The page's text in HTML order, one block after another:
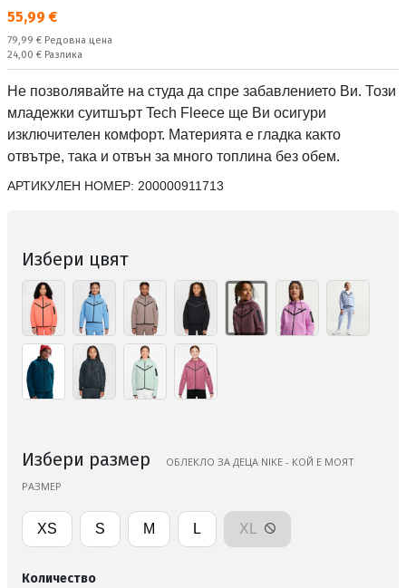
Текуща цена:
55,99 €
Редовна цена:
79,99 € Редовна цена
Спестявате:
24,00 € Разлика
Не позволявайте на студа да спре забавлението Ви. Този
младежки суитшърт Tech Fleece ще Ви осигури
изключителен комфорт. Материята е гладка както
отвътре, така и отвън за много топлина без обем.
АРТИКУЛЕН НОМЕР: 200000911713
Избери цвят
Избери размер
ОБЛЕКЛО ЗА ДЕЦА NIKE - КОЙ Е МОЯТ
РАЗМЕР
XS S M L XL
Количество